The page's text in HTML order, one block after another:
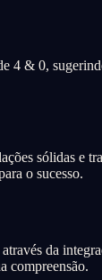
4 & 0,
sólidas e
o sucesso.
da
compreensão.